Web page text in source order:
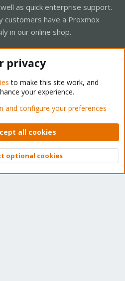
as quick enterprise support.
customers have a Proxmox
in our online shop.
Forum - Light Mode
Privacy policy Help Home
© 2010-2026 XenForo Ltd.
Top
privacy
to make this site work, and
your experience.
and configure your preferences
all cookies
optional cookies